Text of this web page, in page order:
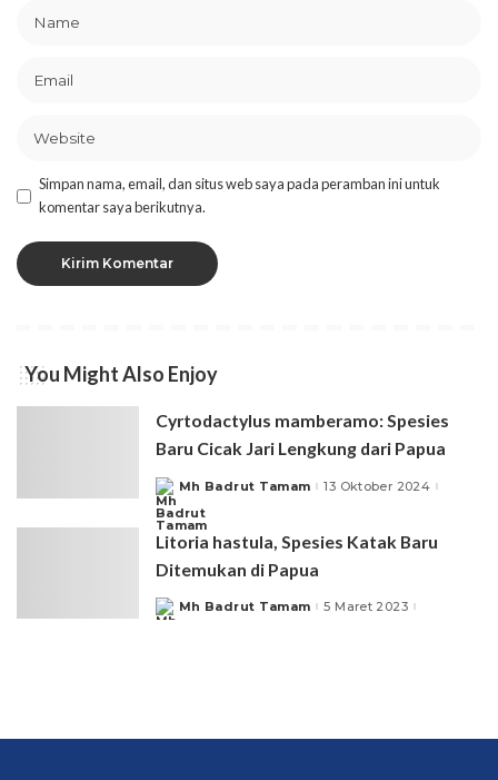
Simpan nama, email, dan situs web saya pada peramban ini untuk
komentar saya berikutnya.
You Might Also Enjoy
Cyrtodactylus mamberamo: Spesies
Baru Cicak Jari Lengkung dari Papua
Posted
by
Mh Badrut Tamam 13 Oktober 2024
Litoria hastula, Spesies Katak Baru
Ditemukan di Papua
Posted
by
Mh Badrut Tamam 5 Maret 2023